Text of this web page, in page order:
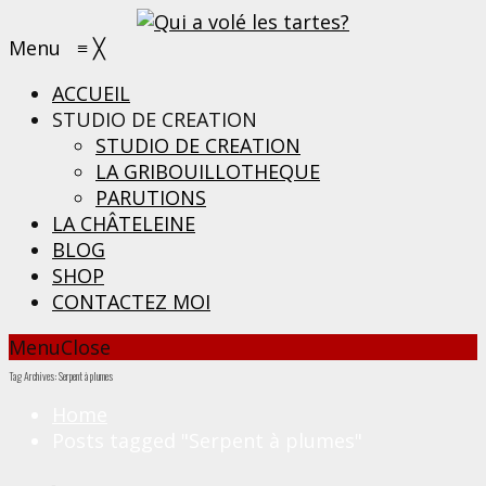
Menu ≡ ╳
ACCUEIL
STUDIO DE CREATION
STUDIO DE CREATION
LA GRIBOUILLOTHEQUE
PARUTIONS
LA CHÂTELEINE
BLOG
SHOP
CONTACTEZ MOI
MenuClose
Tag Archives: Serpent à plumes